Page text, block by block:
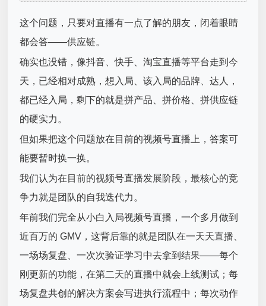
这个问题，只要对直播有一点了解的朋友，闭着眼睛
都会答——供应链。
确实也没错，像抖音、快手、淘宝直播等平台走到今
天，已经相对成熟，想入局、该入局的品牌、达人，
都已经入局，剩下的就是拼产品、拼价格、拼供应链
的硬实力。
但如果把这个问题放在目前的视频号直播上，答案可
能要暂时换一换。
我们认为在目前的视频号直播发展阶段，最核心的竞
争力就是团队的自我迭代力。
年前我们完全从小白入局视频号直播，一个多月做到
近百万的 GMV，这背后靠的就是团队在一天天直播、
一场场复盘、一次次验证学习中去拿到结果——每个
刚更新的功能，在第二天的直播中就会上线测试；每
场复盘共创的解决方案会写进执行流程中；每次动作